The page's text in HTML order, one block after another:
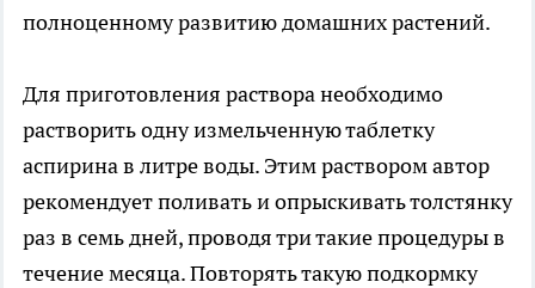
полноценному развитию домашних растений.
Для приготовления раствора необходимо
растворить одну измельченную таблетку
аспирина в литре воды. Этим раствором автор
рекомендует поливать и опрыскивать толстянку
раз в семь дней, проводя три такие процедуры в
течение месяца. Повторять такую подкормку